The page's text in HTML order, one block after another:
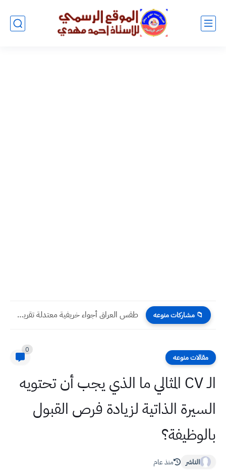
📁 مشاركات منوعه طقس العراق أجواء خريفية معتدلة تقرير جوي خلال يومي التعداد...
مقالات منوعه
0
الـ CV المثالي ما الذي يجب أن تحتويه
السيرة الذاتية لزيادة فرص القبول
بالوظيفة؟
الناشر منذ عام